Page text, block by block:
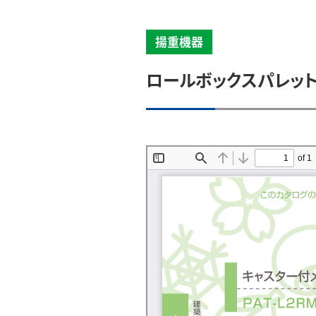
揚重機器
ロールボックスパレッ